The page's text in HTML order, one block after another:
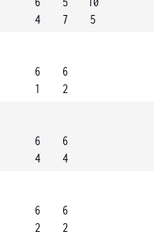
4
7
5
6
1
6
2
6
4
6
4
6
2
6
2